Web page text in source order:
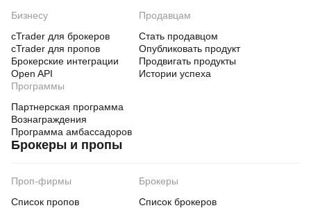
Бизнесу
cTrader для брокеров
cTrader для пропов
Брокерские интеграции
Open API
Продавцам
Стать продавцом
Опубликовать продукт
Продвигать продукты
Истории успеха
Программы
Партнерская программа
Вознаграждения
Программа амбассадоров
Брокеры и пропы
Проп-фирмы
Список пропов
Брокеры
Список брокеров